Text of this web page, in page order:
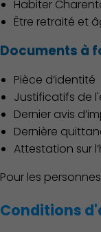
Habiter
Être retraité et
Documents à
Pièce d’identité
Justificatifs de
Dernier avis
Dernière
Attestation sur
Pour les
Conditions